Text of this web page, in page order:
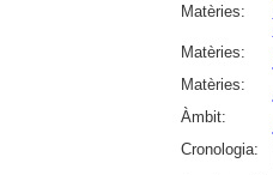
Matèries:
Matèries:
Matèries:
Àmbit:
Cronologia: